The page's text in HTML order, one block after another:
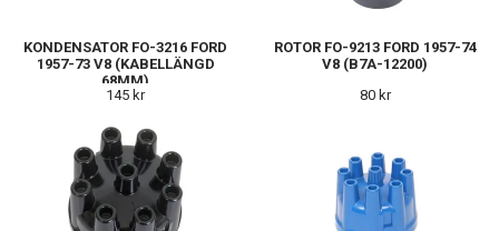
KONDENSATOR FO-3216 FORD
1957-73 V8 (KABELLÄNGD
68MM)
145 kr
ROTOR FO-9213 FORD 1957-74
V8 (B7A-12200)
80 kr